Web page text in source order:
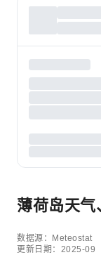
薄荷岛天气
数据源：Meteostat
更新日期：2025-09